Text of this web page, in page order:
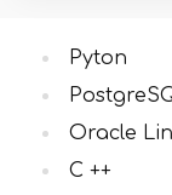
Pyton
Oracle
C ++